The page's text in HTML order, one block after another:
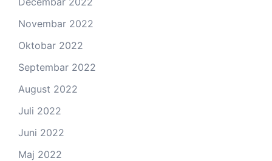
Novembar 2022
Oktobar 2022
Septembar 2022
August 2022
Juli 2022
Juni 2022
Maj 2022